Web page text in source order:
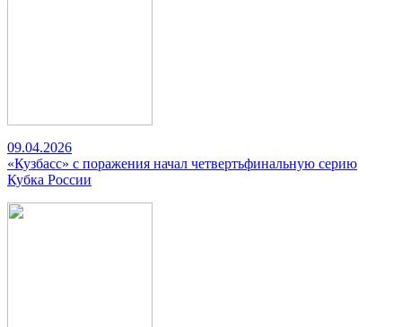
09.04.2026
«Кузбасс» с поражения начал четвертьфинальную серию
Кубка России